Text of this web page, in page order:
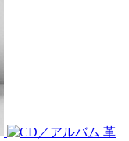
革